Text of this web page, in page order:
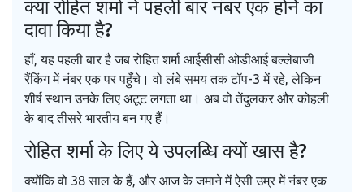
क्या रोहित शर्मा ने पहली बार नंबर एक होने का
दावा किया है?
हाँ, यह पहली बार है जब रोहित शर्मा आईसीसी ओडीआई बल्लेबाजी
रैंकिंग में नंबर एक पर पहुँचे। वो लंबे समय तक टॉप-3 में रहे, लेकिन
शीर्ष स्थान उनके लिए अटूट लगता था। अब वो तेंदुलकर और कोहली
के बाद तीसरे भारतीय बन गए हैं।
रोहित शर्मा के लिए ये उपलब्धि क्यों खास है?
क्योंकि वो 38 साल के हैं, और आज के जमाने में ऐसी उम्र में नंबर एक